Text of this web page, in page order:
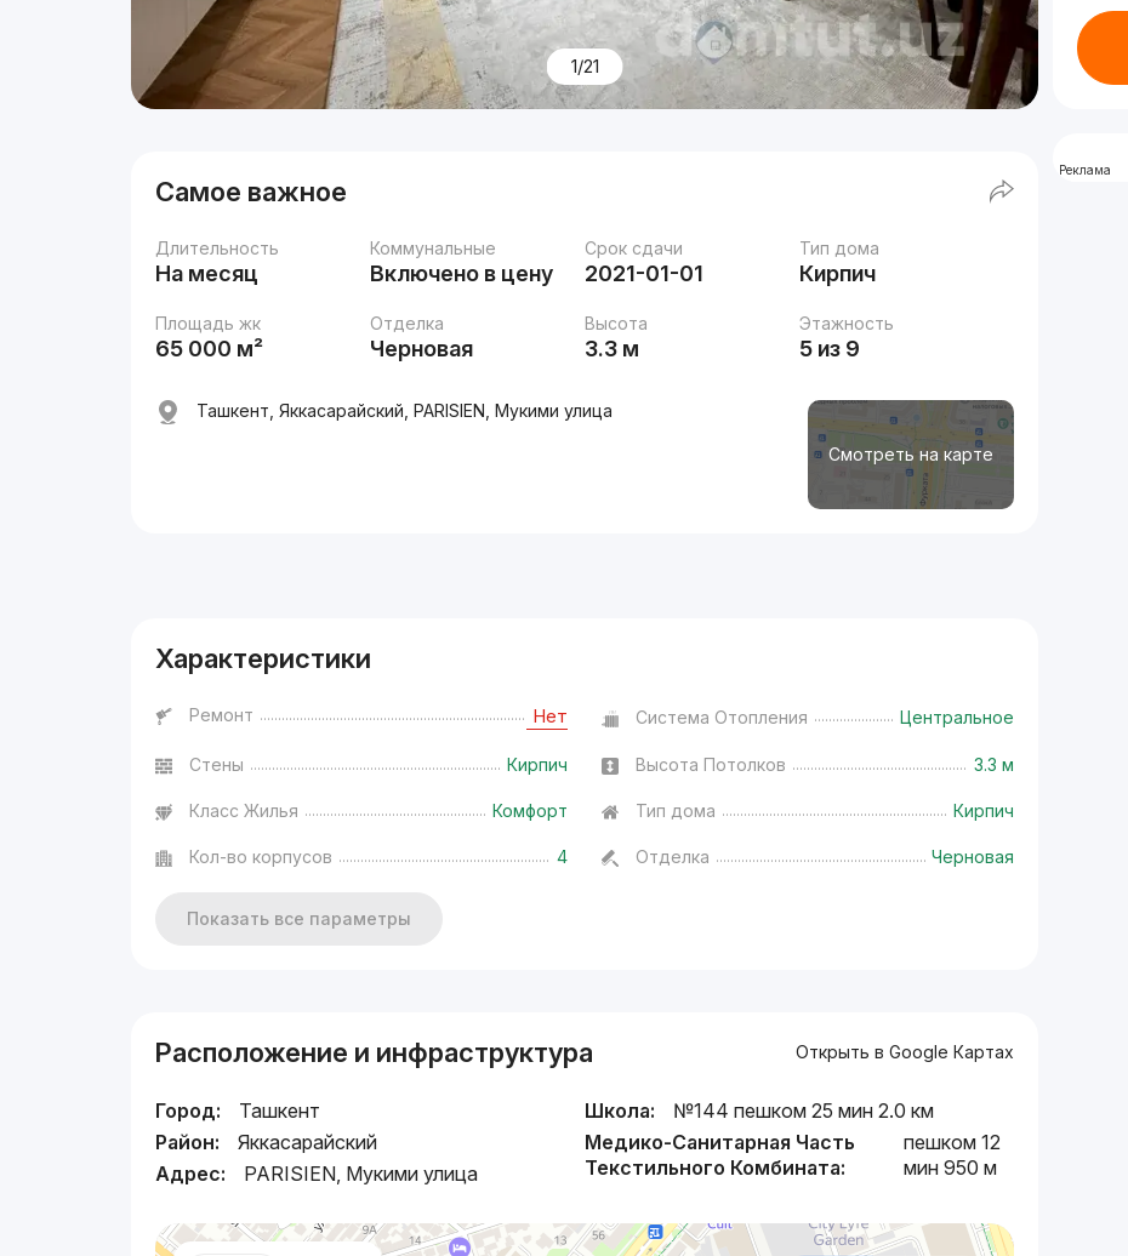
1/21
Самое важное
Длительность
На месяц
Коммунальные
Включено в цену
Срок сдачи
2021-01-01
Тип дома
Кирпич
Площадь жк
65 000 м²
Отделка
Черновая
Высота
3.3 м
Этажность
5 из 9
Смотреть на карте
Ташкент, Яккасарайский, PARISIEN, Мукими улица
Характеристики
Ремонт Нет Система Отопления Центральное
Стены Кирпич Высота Потолков 3.3 м
Класс Жилья Комфорт Тип дома Кирпич
Кол-во корпусов 4 Отделка Черновая
Показать все параметры
Расположение и инфраструктура Открыть в Google Картах
Город:
Ташкент
Район:
Яккасарайский
Адрес:
PARISIEN, Мукими улица
Школа:
№144 пешком 25 мин 2.0 км
Медико-Санитарная Часть
Текстильного Комбината:
пешком 12
мин 950 м
Реклама